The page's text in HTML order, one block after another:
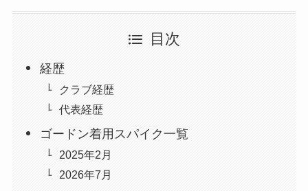
目次
経歴
クラブ経歴
代表経歴
ゴードン着用スパイク一覧
2025年2月
2026年7月